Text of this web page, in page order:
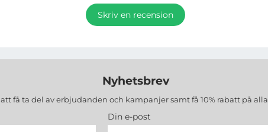
Skriv en recension
Nyhetsbrev
få ta del av erbjudanden och kampanjer samt få 10% rabatt på alla
Din e-post